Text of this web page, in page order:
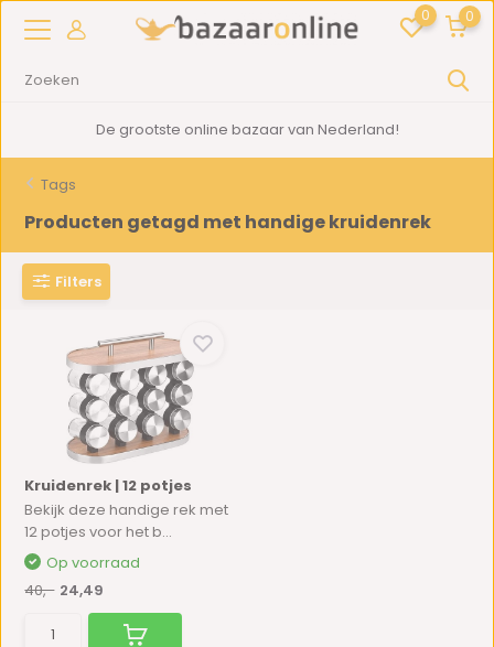
0 0
De grootste online bazaar van Nederland!
Tags
Producten getagd met handige kruidenrek
Filters
Kruidenrek | 12 potjes
Bekijk deze handige rek met
12 potjes voor het b...
Op voorraad
40,- 24,49